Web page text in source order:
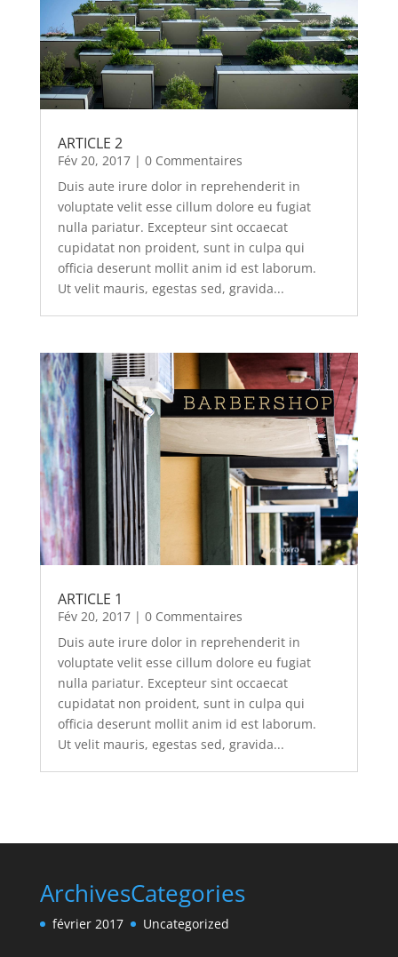
ARTICLE 2
Fév 20, 2017| 0 Commentaires
Duis aute irure dolor in reprehenderit in
voluptate velit esse cillum dolore eu fugiat
nulla pariatur. Excepteur sint occaecat
cupidatat non proident, sunt in culpa qui
officia deserunt mollit anim id est laborum.
Ut velit mauris, egestas sed, gravida...
ARTICLE 1
Fév 20, 2017| 0 Commentaires
Duis aute irure dolor in reprehenderit in
voluptate velit esse cillum dolore eu fugiat
nulla pariatur. Excepteur sint occaecat
cupidatat non proident, sunt in culpa qui
officia deserunt mollit anim id est laborum.
Ut velit mauris, egestas sed, gravida...
Archives
février 2017
Categories
Uncategorized